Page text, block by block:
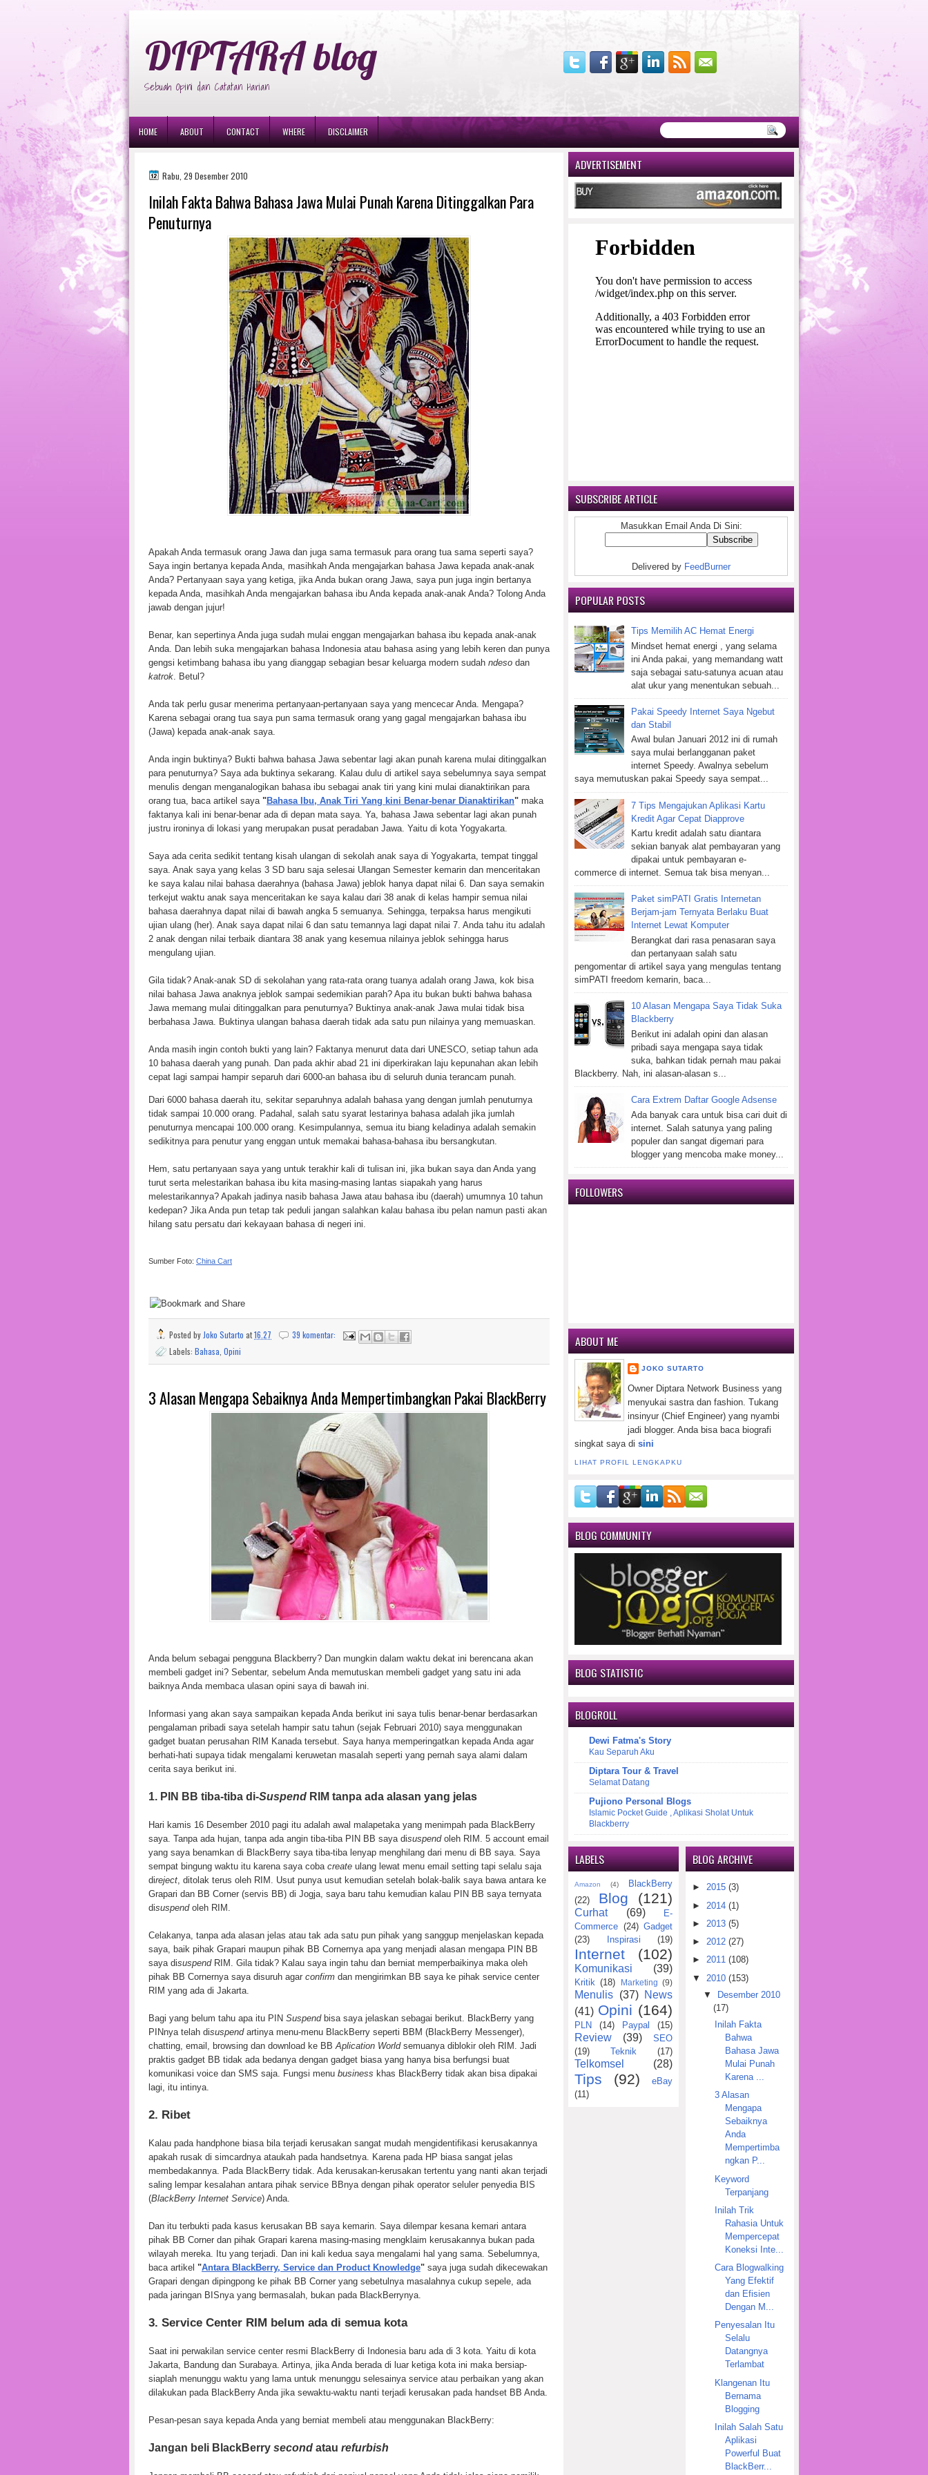
DIPTARA blog
Sebuah Opini dan Catatan Harian
HOME ABOUT CONTACT WHERE DISCLAIMER
Rabu, 29 Desember 2010
Inilah Fakta Bahwa Bahasa Jawa Mulai Punah Karena Ditinggalkan Para
Penuturnya
Apakah Anda termasuk orang Jawa dan juga sama termasuk para orang tua sama seperti saya?
Saya ingin bertanya kepada Anda, masihkah Anda mengajarkan bahasa Jawa kepada anak-anak
Anda? Pertanyaan saya yang ketiga, jika Anda bukan orang Jawa, saya pun juga ingin bertanya
kepada Anda, masihkah Anda mengajarkan bahasa ibu Anda kepada anak-anak Anda? Tolong Anda
jawab dengan jujur!
Benar, kan sepertinya Anda juga sudah mulai enggan mengajarkan bahasa ibu kepada anak-anak
Anda. Dan lebih suka mengajarkan bahasa Indonesia atau bahasa asing yang lebih keren dan punya
gengsi ketimbang bahasa ibu yang dianggap sebagian besar keluarga modern sudah ndeso dan
katrok . Betul?
Anda tak perlu gusar menerima pertanyaan-pertanyaan saya yang mencecar Anda. Mengapa?
Karena sebagai orang tua saya pun sama termasuk orang yang gagal mengajarkan bahasa ibu
(Jawa) kepada anak-anak saya.
Anda ingin buktinya? Bukti bahwa bahasa Jawa sebentar lagi akan punah karena mulai ditinggalkan
para penuturnya? Saya ada buktinya sekarang. Kalau dulu di artikel saya sebelumnya saya sempat
menulis dengan menganalogikan bahasa ibu sebagai anak tiri yang kini mulai dianaktirikan para
orang tua, baca artikel saya "Bahasa Ibu, Anak Tiri Yang kini Benar-benar Dianaktirikan" maka
faktanya kali ini benar-benar ada di depan mata saya. Ya, bahasa Jawa sebentar lagi akan punah
justru ironinya di lokasi yang merupakan pusat peradaban Jawa. Yaitu di kota Yogyakarta.
Saya ada cerita sedikit tentang kisah ulangan di sekolah anak saya di Yogyakarta, tempat tinggal
saya. Anak saya yang kelas 3 SD baru saja selesai Ulangan Semester kemarin dan menceritakan
ke saya kalau nilai bahasa daerahnya (bahasa Jawa) jeblok hanya dapat nilai 6. Dan saya semakin
terkejut waktu anak saya menceritakan ke saya kalau dari 38 anak di kelas hampir semua nilai
bahasa daerahnya dapat nilai di bawah angka 5 semuanya. Sehingga, terpaksa harus mengikuti
ujian ulang (her). Anak saya dapat nilai 6 dan satu temannya lagi dapat nilai 7. Anda tahu itu adalah
2 anak dengan nilai terbaik diantara 38 anak yang kesemua nilainya jeblok sehingga harus
mengulang ujian.
Gila tidak? Anak-anak SD di sekolahan yang rata-rata orang tuanya adalah orang Jawa, kok bisa
nilai bahasa Jawa anaknya jeblok sampai sedemikian parah? Apa itu bukan bukti bahwa bahasa
Jawa memang mulai ditinggalkan para penuturnya? Buktinya anak-anak Jawa mulai tidak bisa
berbahasa Jawa. Buktinya ulangan bahasa daerah tidak ada satu pun nilainya yang memuaskan.
Anda masih ingin contoh bukti yang lain? Faktanya menurut data dari UNESCO, setiap tahun ada
10 bahasa daerah yang punah. Dan pada akhir abad 21 ini diperkirakan laju kepunahan akan lebih
cepat lagi sampai hampir separuh dari 6000-an bahasa ibu di seluruh dunia terancam punah.
Dari 6000 bahasa daerah itu, sekitar separuhnya adalah bahasa yang dengan jumlah penuturnya
tidak sampai 10.000 orang. Padahal, salah satu syarat lestarinya bahasa adalah jika jumlah
penuturnya mencapai 100.000 orang. Kesimpulannya, semua itu biang keladinya adalah semakin
sedikitnya para penutur yang enggan untuk memakai bahasa-bahasa ibu bersangkutan.
Hem, satu pertanyaan saya yang untuk terakhir kali di tulisan ini, jika bukan saya dan Anda yang
turut serta melestarikan bahasa ibu kita masing-masing lantas siapakah yang harus
melestarikannya? Apakah jadinya nasib bahasa Jawa atau bahasa ibu (daerah) umumnya 10 tahun
kedepan? Jika Anda pun tetap tak peduli jangan salahkan kalau bahasa ibu pelan namun pasti akan
hilang satu persatu dari kekayaan bahasa di negeri ini.
Sumber Foto: China Cart
Posted by Joko Sutarto at16.27
39 komentar:
Labels: Bahasa Opini
3 Alasan Mengapa Sebaiknya Anda Mempertimbangkan Pakai BlackBerry
Anda belum sebagai pengguna Blackberry? Dan mungkin dalam waktu dekat ini berencana akan
membeli gadget ini? Sebentar, sebelum Anda memutuskan membeli gadget yang satu ini ada
baiknya Anda membaca ulasan opini saya di bawah ini.
Informasi yang akan saya sampaikan kepada Anda berikut ini saya tulis benar-benar berdasarkan
pengalaman pribadi saya setelah hampir satu tahun (sejak Februari 2010) saya menggunakan
gadget buatan perusahan RIM Kanada tersebut. Saya hanya memperingatkan kepada Anda agar
berhati-hati supaya tidak mengalami keruwetan masalah seperti yang pernah saya alami dalam
cerita saya berikut ini.
1. PIN BB tiba-tiba di-Suspend RIM tanpa ada alasan yang jelas
Hari kamis 16 Desember 2010 pagi itu adalah awal malapetaka yang menimpah pada BlackBerry
saya. Tanpa ada hujan, tanpa ada angin tiba-tiba PIN BB saya disuspendoleh RIM. 5 account email
yang saya benamkan di BlackBerry saya tiba-tiba lenyap menghilang dari menu di BB saya. Saya
sempat bingung waktu itu karena saya coba create ulang lewat menu email setting tapi selalu saja
direject , ditolak terus oleh RIM. Usut punya usut kemudian setelah bolak-balik saya bawa antara ke
Grapari dan BB Corner (servis BB) di Jogja, saya baru tahu kemudian kalau PIN BB saya ternyata
disuspendoleh RIM.
Celakanya, tanpa ada alasan jelas atau tak ada satu pun pihak yang sanggup menjelaskan kepada
saya, baik pihak Grapari maupun pihak BB Cornernya apa yang menjadi alasan mengapa PIN BB
saya disuspendRIM. Gila tidak? Kalau saya ingin tahu dan berniat memperbaikinya maka oleh
pihak BB Cornernya saya disuruh agar confirm dan mengirimkan BB saya ke pihak service center
RIM yang ada di Jakarta.
Bagi yang belum tahu apa itu PIN Suspendbisa saya jelaskan sebagai berikut. BlackBerry yang
PINnya telah disuspendartinya menu-menu BlackBerry seperti BBM (BlackBerry Messenger),
chatting, email, browsing dan download ke BB Aplication Worldsemuanya diblokir oleh RIM. Jadi
praktis gadget BB tidak ada bedanya dengan gadget biasa yang hanya bisa berfungsi buat
komunikasi voice dan SMS saja. Fungsi menu business khas BlackBerry tidak akan bisa dipakai
lagi, itu intinya.
2. Ribet
Kalau pada handphone biasa bila terjadi kerusakan sangat mudah mengidentifikasi kerusakannya
apakah rusak di simcardnya ataukah pada handsetnya. Karena pada HP biasa sangat jelas
membedakannya. Pada BlackBerry tidak. Ada kerusakan-kerusakan tertentu yang nanti akan terjadi
saling lempar kesalahan antara pihak service BBnya dengan pihak operator seluler penyedia BIS
(BlackBerry Internet Service) Anda.
Dan itu terbukti pada kasus kerusakan BB saya kemarin. Saya dilempar kesana kemari antara
pihak BB Corner dan pihak Grapari karena masing-masing mengklaim kerusakannya bukan pada
wilayah mereka. Itu yang terjadi. Dan ini kali kedua saya mengalami hal yang sama. Sebelumnya,
baca artikel "Antara BlackBerry, Service dan Product Knowledge" saya juga sudah dikecewakan
Grapari dengan dipingpong ke pihak BB Corner yang sebetulnya masalahnya cukup sepele, ada
pada jaringan BISnya yang bermasalah, bukan pada BlackBerrynya.
3. Service Center RIM belum ada di semua kota
Saat ini perwakilan service center resmi BlackBerry di Indonesia baru ada di 3 kota. Yaitu di kota
Jakarta, Bandung dan Surabaya. Artinya, jika Anda berada di luar ketiga kota ini maka bersiap-
siaplah menunggu waktu yang lama untuk menunggu selesainya service atau perbaikan yang akan
dilakukan pada BlackBerry Anda jika sewaktu-waktu nanti terjadi kerusakan pada handset BB Anda.
Pesan-pesan saya kepada Anda yang berniat membeli atau menggunakan BlackBerry:
Jangan beli BlackBerry second atau refurbish
ADVERTISEMENT
SUBSCRIBE ARTICLE
Masukkan Email Anda Di Sini:
Delivered by FeedBurner
POPULAR POSTS
Tips Memilih AC Hemat Energi
Mindset hemat energi , yang selama
ini Anda pakai, yang memandang watt
saja sebagai satu-satunya acuan atau
alat ukur yang menentukan sebuah...
Pakai Speedy Internet Saya Ngebut
dan Stabil
Awal bulan Januari 2012 ini di rumah
saya mulai berlangganan paket
internet Speedy. Awalnya sebelum
saya memutuskan pakai Speedy saya sempat...
7 Tips Mengajukan Aplikasi Kartu
Kredit Agar Cepat Diapprove
Kartu kredit adalah satu diantara
sekian banyak alat pembayaran yang
dipakai untuk pembayaran e-
commerce di internet. Semua tak bisa menyan...
Paket simPATI Gratis Internetan
Berjam-jam Ternyata Berlaku Buat
Internet Lewat Komputer
Berangkat dari rasa penasaran saya
dan pertanyaan salah satu
pengomentar di artikel saya yang mengulas tentang
simPATI freedom kemarin, baca...
10 Alasan Mengapa Saya Tidak Suka
Blackberry
Berikut ini adalah opini dan alasan
pribadi saya mengapa saya tidak
suka, bahkan tidak pernah mau pakai
Blackberry. Nah, ini alasan-alasan s...
Cara Extrem Daftar Google Adsense
Ada banyak cara untuk bisa cari duit di
internet. Salah satunya yang paling
populer dan sangat digemari para
blogger yang mencoba make money...
FOLLOWERS
ABOUT ME
JOKO SUTARTO
Owner Diptara Network Business yang
menyukai sastra dan fashion. Tukang
insinyur (Chief Engineer) yang nyambi
jadi blogger. Anda bisa baca biografi
singkat saya di sini
LIHAT PROFIL LENGKAPKU
BLOG COMMUNITY
BLOG STATISTIC
BLOGROLL
Dewi Fatma's Story
Kau Separuh Aku
Diptara Tour & Travel
Selamat Datang
Pujiono Personal Blogs
Islamic Pocket Guide , Aplikasi Sholat Untuk
Blackberry
LABELS
Amazon (4)
BlackBerry
(22)
Blog (121)
Curhat (69)
E-
Commerce (24) Gadget
(23)
Inspirasi (19)
Internet (102)
Komunikasi (39)
Kritik (18) Marketing (9)
Menulis (37)
News
(41) Opini (164)
PLN (14) Paypal (15)
Review (39)
SEO
(19)
Teknik (17)
Telkomsel (28)
Tips (92)
eBay
(11)
BLOG ARCHIVE
►2015 (3)
► 2014 (1)
► 2013 (5)
►2012 (27)
►2011 (108)
▼
2010 (153)
▼
Desember 2010
(17)
Inilah Fakta
Bahwa
Bahasa Jawa
Mulai Punah
Karena ...
3 Alasan
Mengapa
Sebaiknya
Anda
Mempertimba
ngkan P...
Keyword
Terpanjang
Inilah Trik
Rahasia Untuk
Mempercepat
Koneksi Inte...
Cara Blogwalking
Yang Efektif
dan Efisien
Dengan M...
Penyesalan Itu
Selalu
Datangnya
Terlambat
Klangenan Itu
Bernama
Blogging
Inilah Salah Satu
Aplikasi
Powerful Buat
BlackBerr...